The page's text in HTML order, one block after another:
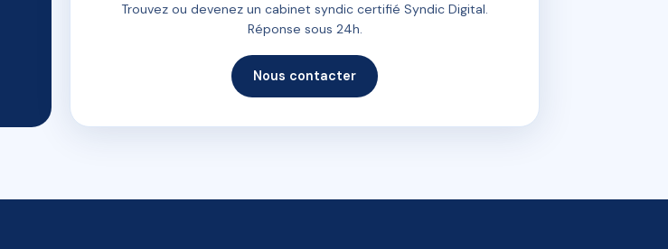
Trouvez ou devenez un cabinet syndic certifié Syndic Digital.
Réponse sous 24h.
Nous contacter